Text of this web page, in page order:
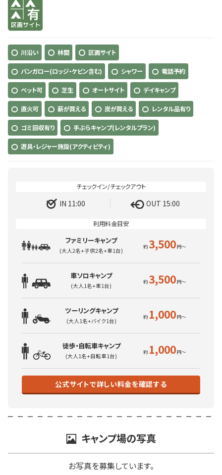
有り
川沿い 林間 区画サイト
バンガロー(ロッジ・ケビン含む) シャワー 電話予約
ペット可 芝生 オートサイト デイキャンプ
直火可 薪が買える 炭が買える レンタル品有り
ゴミ回収有り 手ぶらキャンプ(レンタルプラン)
遊具・レジャー施設(アクティビティ)
IN 11:00 OUT 15:00
ファミリーキャンプ
(大人2名+子供2名+車1台) 3,500
車ソロキャンプ
(大人1名+車1台) 3,500
ツーリングキャンプ
(大人1名+バイク1台) 1,000
徒歩・自転車キャンプ
(大人1名+自転車1台) 1,000
公式サイトで詳しい料金を確認する
キャンプ場の写真
お写真を募集しています。